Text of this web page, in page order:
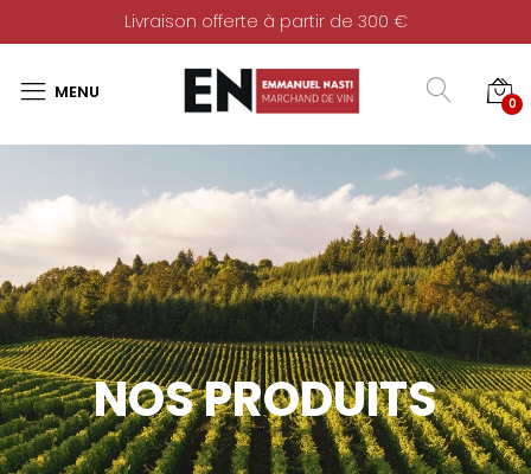
Livraison offerte à partir de 300 €
0
NOS PRODUITS